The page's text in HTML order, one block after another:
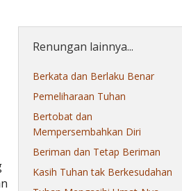
Renungan lainnya...
Berkata dan Berlaku Benar
Pemeliharaan Tuhan
Bertobat dan
Mempersembahkan Diri
Beriman dan Tetap Beriman
Kasih Tuhan tak Berkesudahan